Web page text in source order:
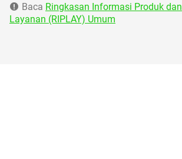
Baca Ringkasan Informasi Produk dan
Layanan (RIPLAY) Umum